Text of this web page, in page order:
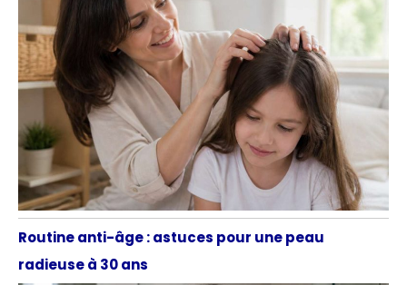
Routine anti-âge : astuces pour une peau
radieuse à 30 ans